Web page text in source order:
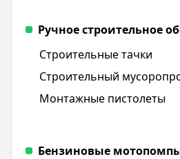
Ручное строительное
Строительные тачки
Строительный
Монтажные пистолеты
Бензиновые